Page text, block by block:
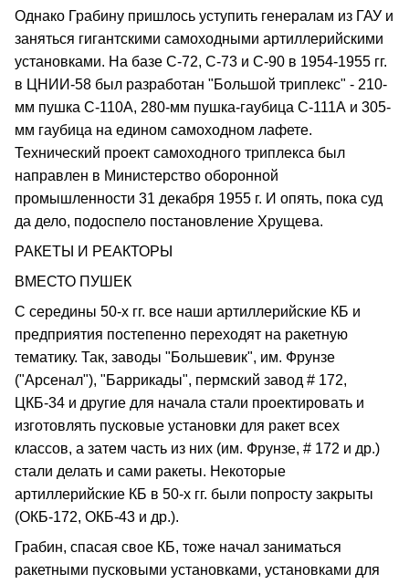
Однако Грабину пришлось уступить генералам из ГАУ и
заняться гигантскими самоходными артиллерийскими
установками. На базе С-72, С-73 и С-90 в 1954-1955 гг.
в ЦНИИ-58 был разработан "Большой триплекс" - 210-
мм пушка С-110А, 280-мм пушка-гаубица С-111А и 305-
мм гаубица на едином самоходном лафете.
Технический проект самоходного триплекса был
направлен в Министерство оборонной
промышленности 31 декабря 1955 г. И опять, пока суд
да дело, подоспело постановление Хрущева.
РАКЕТЫ И РЕАКТОРЫ
ВМЕСТО ПУШЕК
С середины 50-х гг. все наши артиллерийские КБ и
предприятия постепенно переходят на ракетную
тематику. Так, заводы "Большевик", им. Фрунзе
("Арсенал"), "Баррикады", пермский завод # 172,
ЦКБ-34 и другие для начала стали проектировать и
изготовлять пусковые установки для ракет всех
классов, а затем часть из них (им. Фрунзе, # 172 и др.)
стали делать и сами ракеты. Некоторые
артиллерийские КБ в 50-х гг. были попросту закрыты
(ОКБ-172, ОКБ-43 и др.).
Грабин, спасая свое КБ, тоже начал заниматься
ракетными пусковыми установками, установками для